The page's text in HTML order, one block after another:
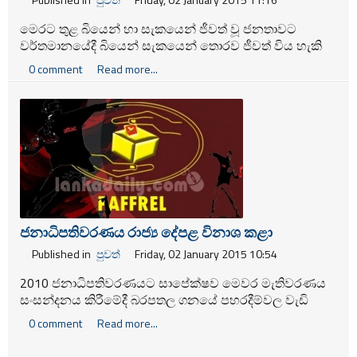
මෙරට තුළ බියෙන් හා සැකයෙන් ජීවත් වූ ජනතාවට
වර්තමානයේදී බියෙන් සැකයෙන් තොරව ජීවත් විය හැකි
පරිසරයක් ගොඩනගා ඇති බව ජනාධිපති මහින්ද රාජපක්ෂ
මහතා පවසයි.
0 comment Read more...
ජනාධිපතිවරණය රාජ්‍ය දේපළ විනාශ කළා
Published in පුවත් Friday, 02 January 2015 10:54
2010 ජනාධිපතිවරණයට සාපේක්ෂව මෙවර මැතිවරණය
සංසන්දනය කිරීමේදී බරපතල ගනයේ පහරදීම්වල වැඩි
වීමක් දක්නට ලැබෙන බව පැෆ්රල් සංවිධානය පවසයි.
0 comment Read more...